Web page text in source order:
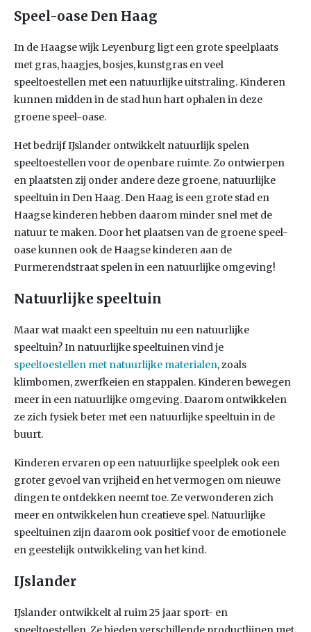
Speel-oase Den Haag
In de Haagse wijk Leyenburg ligt een grote speelplaats
met gras, haagjes, bosjes, kunstgras en veel
speeltoestellen met een natuurlijke uitstraling. Kinderen
kunnen midden in de stad hun hart ophalen in deze
groene speel-oase.
Het bedrijf IJslander ontwikkelt natuurlijk spelen
speeltoestellen voor de openbare ruimte. Zo ontwierpen
en plaatsten zij onder andere deze groene, natuurlijke
speeltuin in Den Haag. Den Haag is een grote stad en
Haagse kinderen hebben daarom minder snel met de
natuur te maken. Door het plaatsen van de groene speel-
oase kunnen ook de Haagse kinderen aan de
Purmerendstraat spelen in een natuurlijke omgeving!
Natuurlijke speeltuin
Maar wat maakt een speeltuin nu een natuurlijke
speeltuin? In natuurlijke speeltuinen vind je
speeltoestellen met natuurlijke materialen, zoals
klimbomen, zwerfkeien en stappalen. Kinderen bewegen
meer in een natuurlijke omgeving. Daarom ontwikkelen
ze zich fysiek beter met een natuurlijke speeltuin in de
buurt.
Kinderen ervaren op een natuurlijke speelplek ook een
groter gevoel van vrijheid en het vermogen om nieuwe
dingen te ontdekken neemt toe. Ze verwonderen zich
meer en ontwikkelen hun creatieve spel. Natuurlijke
speeltuinen zijn daarom ook positief voor de emotionele
en geestelijk ontwikkeling van het kind.
IJslander
IJslander ontwikkelt al ruim 25 jaar sport- en